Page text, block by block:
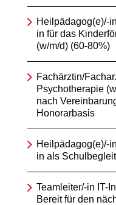
Heilpädagog(e)/-
in für das
(w/m/d) (60-80%)
Fachärztin/
Psychotherapie
nach
Honorarbasis
Heilpädagog(e)/-
in als
Teamleiter/-in IT-
Bereit für den